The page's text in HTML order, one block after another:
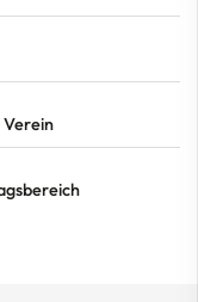
Verein